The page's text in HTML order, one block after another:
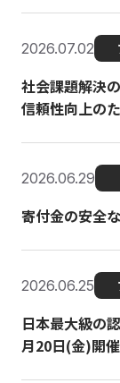
2026.07.02
社会課題解決
信頼性向上のた
2026.06.29
寄付金の安全
2026.06.25
日本最大級の
月20日(金)開催